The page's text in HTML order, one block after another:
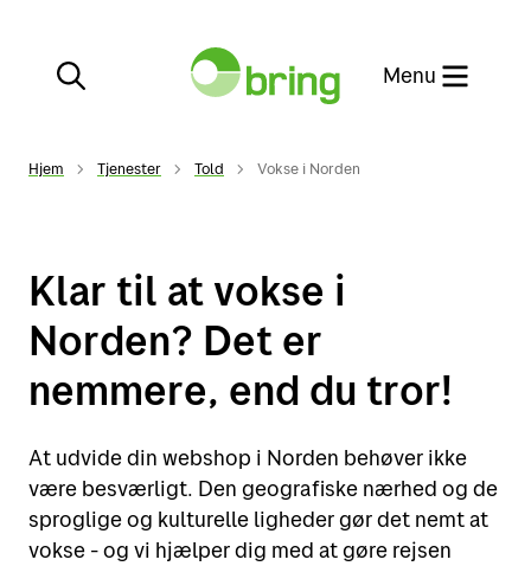
Luk
Menu
Ind- og udleveringssteder
Bliv erhvervskunde
Privat
Kundeservice for privatpersoner
Erhverv
Hjem Tjenester Told Vokse i Norden
Klar til at vokse i
Norden? Det er
nemmere, end du tror!
At udvide din webshop i Norden behøver ikke
være besværligt. Den geografiske nærhed og de
sproglige og kulturelle ligheder gør det nemt at
vokse - og vi hjælper dig med at gøre rejsen